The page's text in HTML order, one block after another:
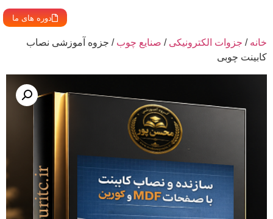
دوره های ما
خانه / جزوات الکترونیکی / صنایع چوب / جزوه آموزشی نصاب
کابینت چوبی